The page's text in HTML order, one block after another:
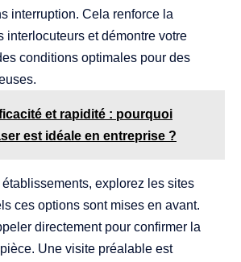
interruption. Cela renforce la
interlocuteurs et démontre votre
conditions optimales pour des
et rapidité : pourquoi
est idéale en entreprise ?
explorez les sites
ces options sont mises en avant.
directement pour confirmer la
Une visite préalable est